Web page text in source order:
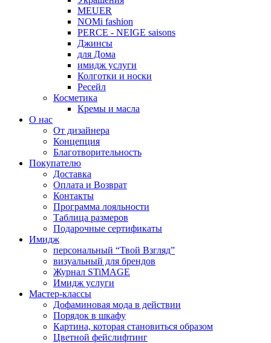
MEUER
NOMi fashion
PERCE - NEIGE saisons
Джинсы
для Дома
имидж услуги
Колготки и носки
Ресейл
Косметика
Кремы и масла
О нас
От дизайнера
Концепция
Благотворительность
Покупателю
Доставка
Оплата и Возврат
Контакты
Программа лояльности
Таблица размеров
Подарочные сертификаты
Имидж
персональный “Твой Взгляд”
визуальный для брендов
Журнал STiMAGE
Имидж услуги
Мастер-классы
Дофаминовая мода в действии
Порядок в шкафу
Картина, которая становиться образом
Цветной фейслифтинг